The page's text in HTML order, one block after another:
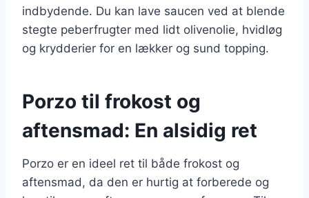
indbydende. Du kan lave saucen ved at blende
stegte peberfrugter med lidt olivenolie, hvidløg
og krydderier for en lækker og sund topping.
Porzo til frokost og
aftensmad: En alsidig ret
Porzo er en ideel ret til både frokost og
aftensmad, da den er hurtig at forberede og